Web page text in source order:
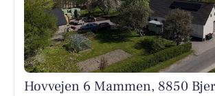
Hovvejen 6 Mammen, 8850